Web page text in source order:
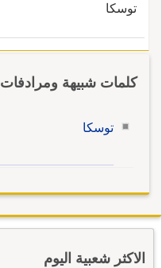
توسكا
كلمات شبيهة ومرادفات
توسكا
الاكثر شعبية اليوم